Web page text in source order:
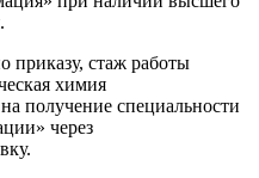
приказу, стаж работы
химия
получение специальности
через